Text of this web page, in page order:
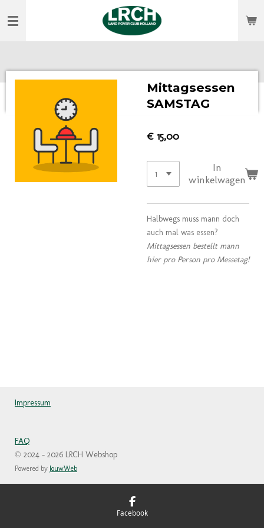
direct
Mittagsessen
SAMSTAG
€ 15,00
In
winkelwagen
Halbwegs muss mann doch
auch mal was essen?
Mittagsessen bestellt mann
hier pro Person pro Messetag!
Impressum
FAQ
© 2024 - 2026 LRCH Webshop
Powered by JouwWeb
Facebook